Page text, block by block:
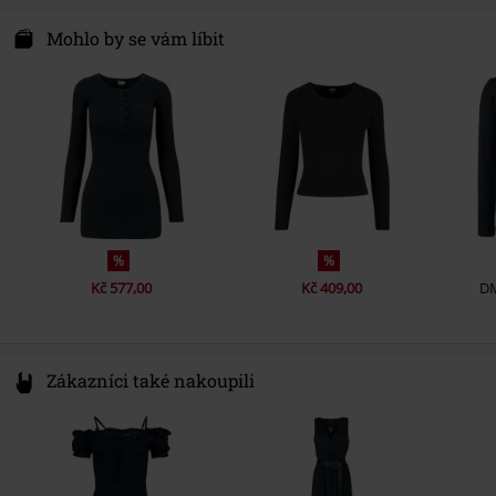
Dr.-Robert-Murjahn-Str. 7
64372 Ober-Ramstadt
service@urbanclassics.com
Mohlo by se vám líbit
%
Kč 577,00
%
Kč 409,00
Zákazníci také nakoupili